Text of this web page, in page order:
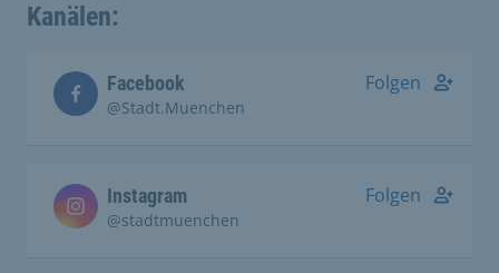
Kanälen:
Facebook
@Stadt.Muenchen
Folgen
Instagram
@stadtmuenchen
Folgen